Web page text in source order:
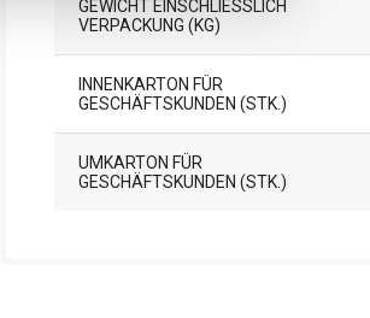
GEWICHT EINSCHLIESSLICH V
ERPACKUNG (KG)
INNENKARTON FÜR
GESCHÄFTSKUNDEN (STK.)
UMKARTON FÜR
GESCHÄFTSKUNDEN (STK.)